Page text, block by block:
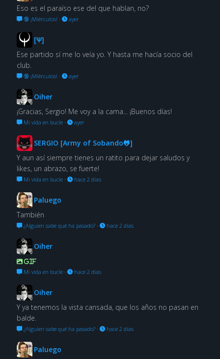
Eso es el paraíso ese del que hablan, no?
🔞 ¡Miérculos! · ayer
[Ψ]
Ese partido sí me lo veía yo. Y hasta me hacía socio del
club.
🔞 ¡Miérculos! · ayer
Oiher
¡Gracias, Sergio! Me voy a la cama... ¡Buenos días!
Mi vida en bucle· ayer
SERGIO [Army of Sobando🐸]
Y aun así siempre tienes un ratito para dejar saludos y
likes, un abrazo, se fuerte!
Mi vida en bucle· hace 2 días
Paluego
También
¿Alguien sabe qué ha pasado?· hace 2 días
Oiher
GIF
Mi vida en bucle· hace 2 días
Oiher
Y ya tenemos la vista cansada, que los años no pasan en
balde.
¿Alguien sabe qué ha pasado?· hace 2 días
Paluego